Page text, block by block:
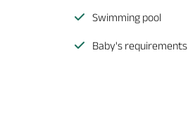
Swimming pool
Baby's requirements